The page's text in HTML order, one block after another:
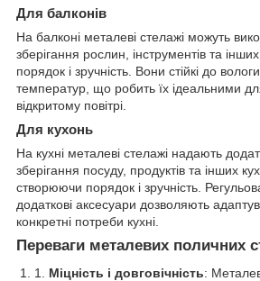
Для балконів
На балконі металеві стелажі можуть
зберігання рослин, інструментів та
порядок і зручність. Вони стійкі до
температур, що робить їх ідеальними
відкритому повітрі.
Для кухонь
На кухні металеві стелажі надають
зберігання посуду, продуктів та інших
створюючи порядок і зручність.
додаткові аксесуари дозволяють
конкретні потреби кухні.
Переваги металевих поличних
Міцність і довговічність: